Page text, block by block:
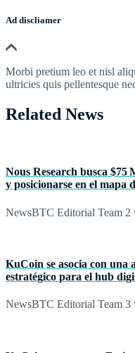
Ad discliamer
Morbi pretium leo et nisl
ultricies quis pellentesque
Related News
Nous Research busca
y posicionarse en el mapa
NewsBTC Editorial Team 2
KuCoin se asocia con
estratégico para el hub
NewsBTC Editorial Team 3